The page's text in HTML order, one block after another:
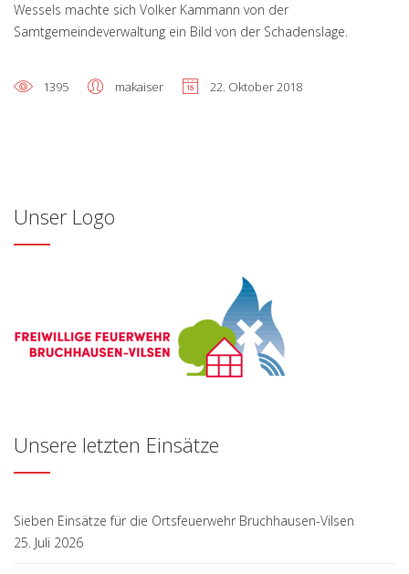
Wessels machte sich Volker Kammann von der
Samtgemeindeverwaltung ein Bild von der Schadenslage.
1395 makaiser 22. Oktober 2018
Unser Logo
Unsere letzten Einsätze
Sieben Einsätze für die Ortsfeuerwehr Bruchhausen-Vilsen
25. Juli 2026